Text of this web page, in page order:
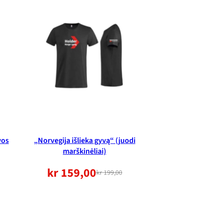
„Norvegija išlieka gyvą“ (juodi
marškinėliai)
kr199,00
Pradinė
kr159,00Dabartinė